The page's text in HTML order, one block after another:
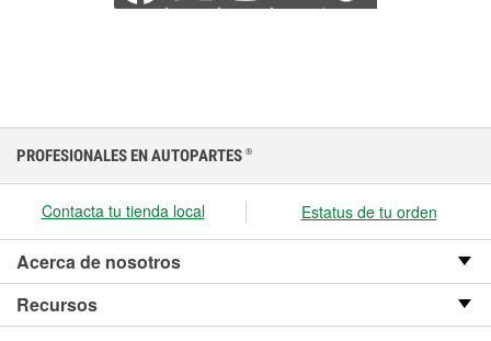
PROFESIONALES EN AUTOPARTES ®
Contacta tu tienda local Estatus de tu orden
Acerca de nosotros
Recursos